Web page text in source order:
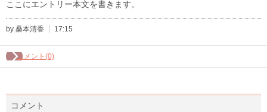
ここにエントリー本文を書きます。
by 桑本清香 17:15
コメント(0)
コメント